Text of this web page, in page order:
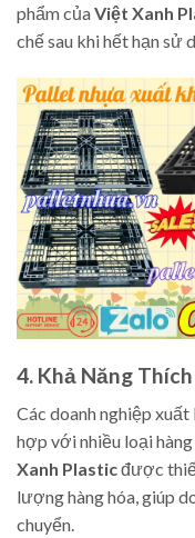
phẩm củaViệt Xanh
chế sau khi hết hạn sử
4. Khả Năng
Các doanh nghiệp
hợp với nhiều loại
Xanh Plasticđược
lượng hàng hóa, giúp
chuyển.